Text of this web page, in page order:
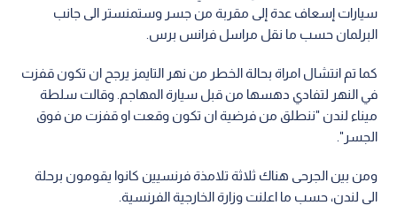
سيارات إسعاف عدة إلى مقربة من جسر وستمنستر الى جانب
البرلمان حسب ما نقل مراسل فرانس برس.
كما تم انتشال امراة بحالة الخطر من نهر التايمز يرجح ان تكون قفزت
في النهر لتفادي دهسها من قبل سيارة المهاجم. وقالت سلطة
ميناء لندن "ننطلق من فرضية ان تكون وقعت او قفزت من فوق
الجسر".
ومن بين الجرحى هناك ثلاثة تلامذة فرنسيين كانوا يقومون برحلة
الى لندن، حسب ما اعلنت وزارة الخارجية الفرنسية.